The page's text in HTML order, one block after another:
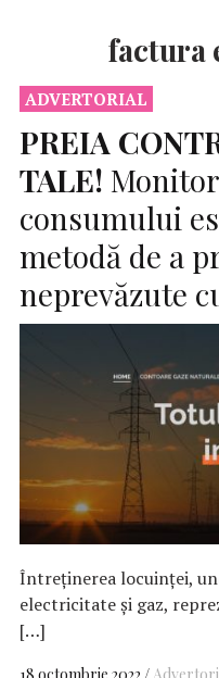
factura
ADVERTORIAL
PREIA
TALE!
consumului
metodă de a
neprevăzute
Întreținerea locuinței,
electricitate și gaz,
[…]